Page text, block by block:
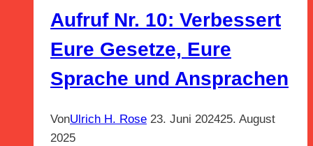
Aufruf Nr. 10: Verbessert
Eure Gesetze, Eure
Sprache und Ansprachen
VonUlrich H. Rose 23. Juni 202425. August
2025